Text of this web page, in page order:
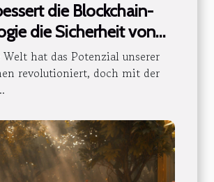
die Blockchain-
die Sicherheit von
hat das Potenzial unserer
revolutioniert, doch mit der